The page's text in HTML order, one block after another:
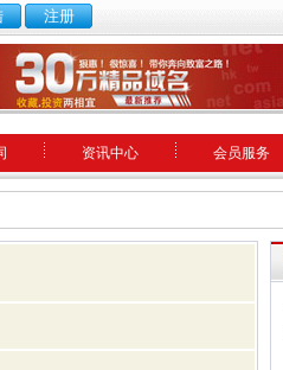
资讯中心 会员服务